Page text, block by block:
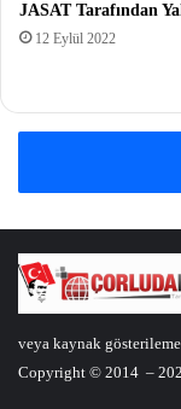
JASAT Tarafından
12 Eylül 2022
veya kaynak
Copyright © 2014 –